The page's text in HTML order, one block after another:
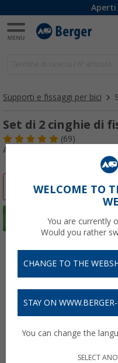
Supporti e fissaggi per bici
Set di 2 cinghie di
(69)
Articolo n: 134680
-30%WELCOME TO
You are currently
Would you rather
CHANGE TO THE
STAY ON
You can change the
SELECT